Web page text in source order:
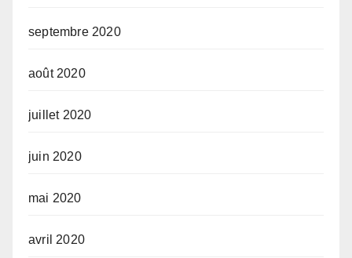
septembre 2020
août 2020
juillet 2020
juin 2020
mai 2020
avril 2020